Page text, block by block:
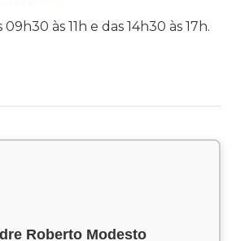
às 11h e das 14h30 às 17h.
Roberto Modesto